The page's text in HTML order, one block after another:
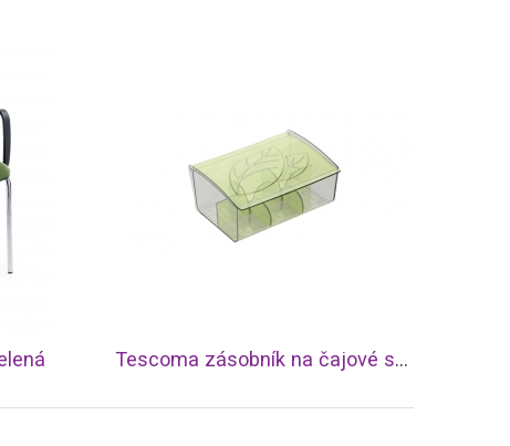
Tescoma zásobník na čajové sáčky myDRINK, barva zelená